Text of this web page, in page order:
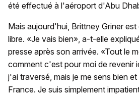
été effectué à l'aéroport d'Abu
Mais aujourd'hui, Brittney Griner
libre. «Je vais bien», a-t-elle
presse après son arrivée. «Tout le
comment c'est pour moi de revenir
j'ai traversé, mais je me sens bien
France. Je suis simplement